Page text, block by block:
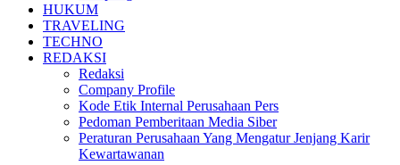
HUKUM
TRAVELING
TECHNO
REDAKSI
Redaksi
Company Profile
Kode Etik Internal Perusahaan Pers
Pedoman Pemberitaan Media Siber
Peraturan Perusahaan Yang Mengatur Jenjang Karir
Kewartawanan